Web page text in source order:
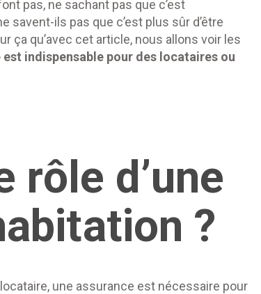
pas, ne sachant pas que c’est
savent-ils pas que c’est plus sûr d’être
ça qu’avec cet article, nous allons voir les
est indispensable pour des locataires ou
rôle d’une
?
une assurance est nécessaire pour